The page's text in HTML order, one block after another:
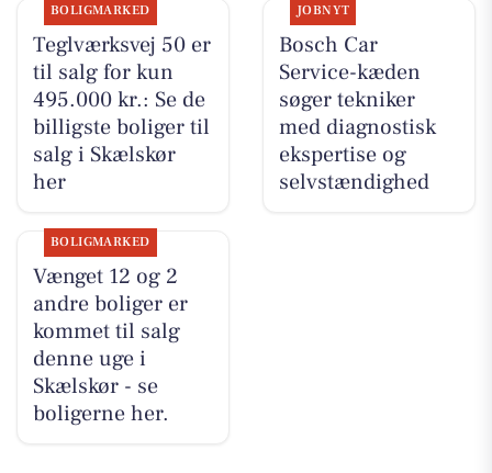
BOLIGMARKED
Teglværksvej 50 er
til salg for kun
495.000 kr.: Se de
billigste boliger til
salg i Skælskør
her
JOBNYT
Bosch Car
Service-kæden
søger tekniker
med diagnostisk
ekspertise og
selvstændighed
BOLIGMARKED
Vænget 12 og 2
andre boliger er
kommet til salg
denne uge i
Skælskør - se
boligerne her.